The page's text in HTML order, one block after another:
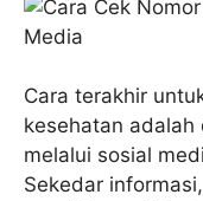
Cara terakhir
kesehatan adalah
melalui sosial
Sekedar